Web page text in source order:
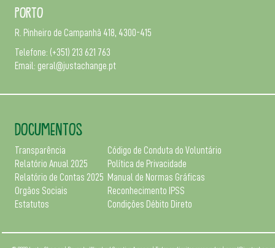
Porto
R. Pinheiro de Campanhã 418, 4300-415
Telefone: (+351) 213 621 763
Email: geral@justachange.pt
DOCUMENTOS
Transparência
Relatório Anual 2025
Relatório de Contas 2025
Orgãos Sociais
Estatutos
Código de Conduta do Voluntário
Política de Privacidade
Manual de Normas Gráficas
Reconhecimento IPSS
Condições Débito Direto